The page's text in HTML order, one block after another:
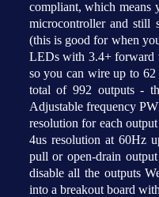
compliant, which
microcontroller and still
(this is good for when
LEDs with 3.4+ forward
so you can wire up to 62
total of 992 outputs -
Adjustable frequency
resolution for each
4us resolution at 60Hz
pull or open-drain
disable all the outputs
into a breakout board